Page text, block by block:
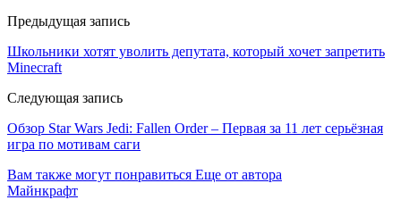
Предыдущая запись
Школьники хотят уволить депутата, который хочет запретить
Minecraft
Следующая запись
Обзор Star Wars Jedi: Fallen Order – Первая за 11 лет серьёзная
игра по мотивам саги
Вам также могут понравиться Еще от автора
Майнкрафт